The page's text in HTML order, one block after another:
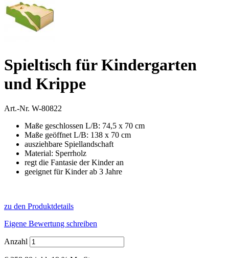
Spieltisch für Kindergarten
und Krippe
Art.-Nr. W-80822
Maße geschlossen L/B: 74,5 x 70 cm
Maße geöffnet L/B: 138 x 70 cm
ausziehbare Spiellandschaft
Material: Sperrholz
regt die Fantasie der Kinder an
geeignet für Kinder ab 3 Jahre
zu den Produktdetails
Eigene Bewertung schreiben
Anzahl